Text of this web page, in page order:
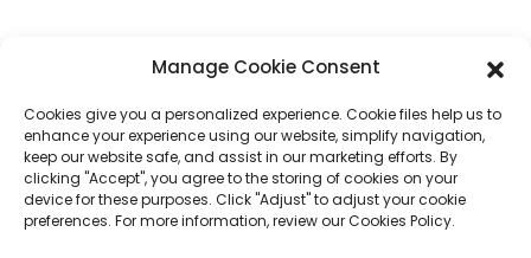
Chi siamo
Ambienti aziendali
Domande frequenti
Contattaci
PRODOTTI
Stampa di libri
Pianificatore
Stampa di libri per bambini
Scatola regalo
Stampa di riviste
Borsa regalo
Manage Cookie Consent
Cookies give you a personalized experience. Cookie files help us to
enhance your experience using our website, simplify navigation,
keep our website safe, and assist in our marketing efforts. By
clicking "Accept", you agree to the storing of cookies on your
device for these purposes. Click "Adjust" to adjust your cookie
preferences. For more information, review our Cookies Policy.